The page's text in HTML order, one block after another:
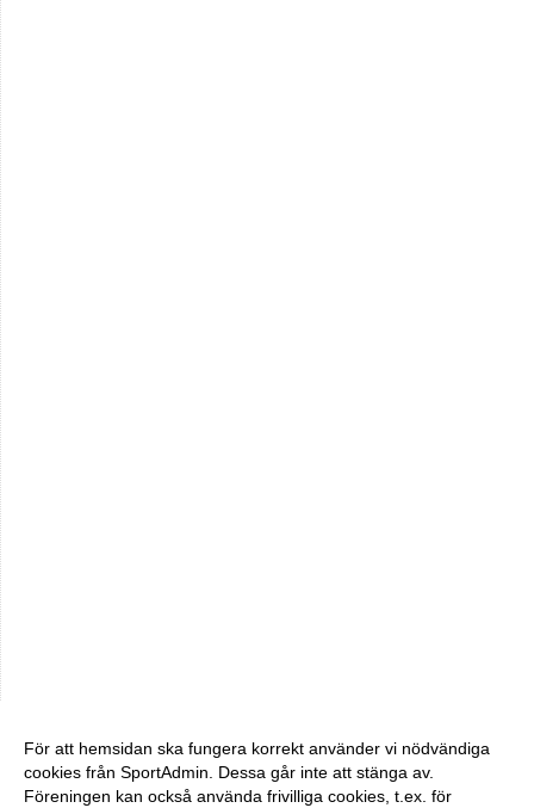
För att hemsidan ska fungera korrekt använder vi nödvändiga
cookies från SportAdmin. Dessa går inte att stänga av.
Föreningen kan också använda frivilliga cookies, t.ex. för